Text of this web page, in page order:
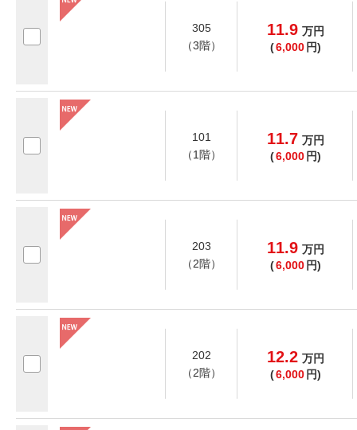
305
（3階）
11.9 万円
(6,000 円)
101
（1階）
11.7 万円
(6,000 円)
203
（2階）
11.9 万円
(6,000 円)
202
（2階）
12.2 万円
(6,000 円)